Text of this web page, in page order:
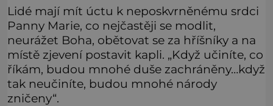
Lidé mají mít úctu k neposkvrněnému srdci
Panny Marie, co nejčastěji se modlit,
neurážet Boha, obětovat se za hříšníky a na
místě zjevení postavit kapli. „Když učiníte, co
říkám, budou mnohé duše zachráněny…když
tak neučiníte, budou mnohé národy
zničeny“.